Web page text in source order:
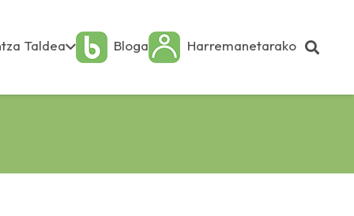
Taldea Bloga Harremanetarako